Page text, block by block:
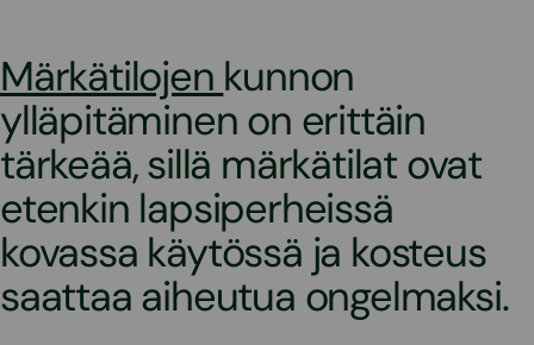
Märkätilojen kunnon
ylläpitäminen on erittäin
tärkeää, sillä märkätilat ovat
etenkin lapsiperheissä
kovassa käytössä ja kosteus
saattaa aiheutua ongelmaksi.